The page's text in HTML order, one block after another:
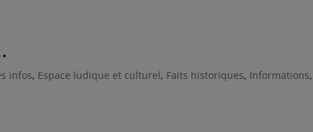
infos, Espace ludique et culturel, Faits historiques, Informations,